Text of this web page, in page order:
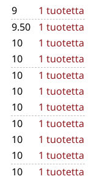
9
1 tuotetta
9.50
1 tuotetta
10
1 tuotetta
10
1 tuotetta
10
1 tuotetta
10
1 tuotetta
10
1 tuotetta
10
1 tuotetta
10
1 tuotetta
10
1 tuotetta
10
1 tuotetta